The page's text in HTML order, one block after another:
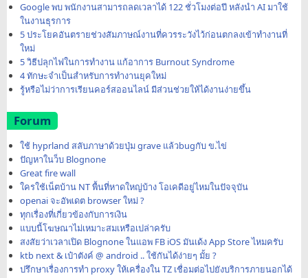
Google พบ พนักงานสามารถลดเวลาได้ 122 ชั่วโมงต่อปี หลังนำ AI มาใช้
ในงานธุรการ
5 ประโยคอันตรายช่วงสัมภาษณ์งานที่ควรระวังไว้ก่อนตกลงเข้าทำงานที่
ใหม่
5 วิธีปลุกไฟในการทำงาน แก้อาการ Burnout Syndrome
4 ทักษะจำเป็นสำหรับการทำงานยุคใหม่
รู้หรือไม่ว่าการเรียนคอร์สออนไลน์ มีส่วนช่วยให้ได้งานง่ายขึ้น
Forum
ใช้ hyprland สลับภาษาด้วยปุ่ม grave แล้วbugกับ ข.ไข่
ปัญหาในว็บ Blognone
Great fire wall
ใครใช้เน็ตบ้าน NT พื้นที่หาดใหญ่บ้าง โอเคดีอยู่ไหมในปัจจุบัน
openai จะอัพเดต browser ใหม่ ?
ทุกเรื่องที่เกี่ยวข้องกับการเงิน
แบบนี้โฆษณาไม่เหมาะสมเหรือเปล่าครับ
สงสัยว่าเวลาเปิด Blognone ในแอพ FB iOS มันเด้ง App Store ไหมครับ
ktb next & เป๋าตังค์ @ android .. ใช้กันได้ง่ายๆ มั้ย ?
ปรึกษาเรื่องการทำ proxy ให้เครื่องใน TZ เชื่อมต่อไปยังบริการภายนอกได้